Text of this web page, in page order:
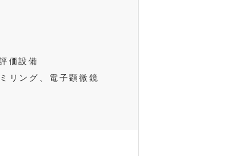
価設備
リング、電子顕微鏡